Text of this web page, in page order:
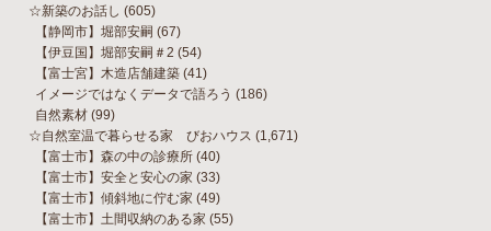
☆新築のお話し (605)
【静岡市】堀部安嗣 (67)
【伊豆国】堀部安嗣＃2 (54)
【富士宮】木造店舗建築 (41)
イメージではなくデータで語ろう (186)
自然素材 (99)
☆自然室温で暮らせる家 びおハウス (1,671)
【富士市】森の中の診療所 (40)
【富士市】安全と安心の家 (33)
【富士市】傾斜地に佇む家 (49)
【富士市】土間収納のある家 (55)